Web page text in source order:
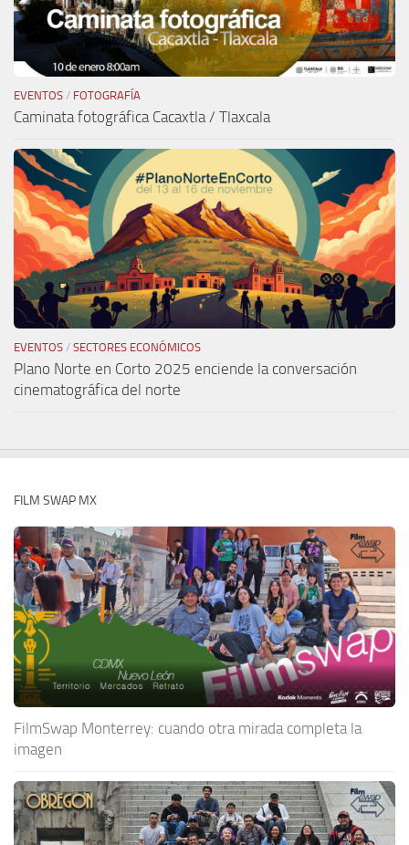
EVENTOS / FOTOGRAFÍA
Caminata fotográfica Cacaxtla / Tlaxcala
EVENTOS / SECTORES ECONÓMICOS
Plano Norte en Corto 2025 enciende la conversación
cinematográfica del norte
FILM SWAP MX
FilmSwap Monterrey: cuando otra mirada completa la
imagen